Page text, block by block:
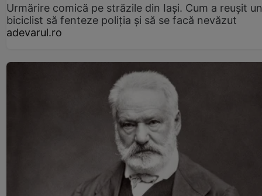
Urmărire comică pe străzile din Iași. Cum a reușit un
biciclist să fenteze poliția și să se facă nevăzut
adevarul.ro